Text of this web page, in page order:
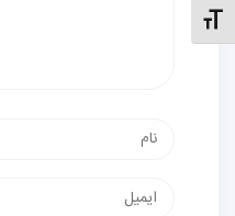
تنظیم اندازهٔ فونت
پست